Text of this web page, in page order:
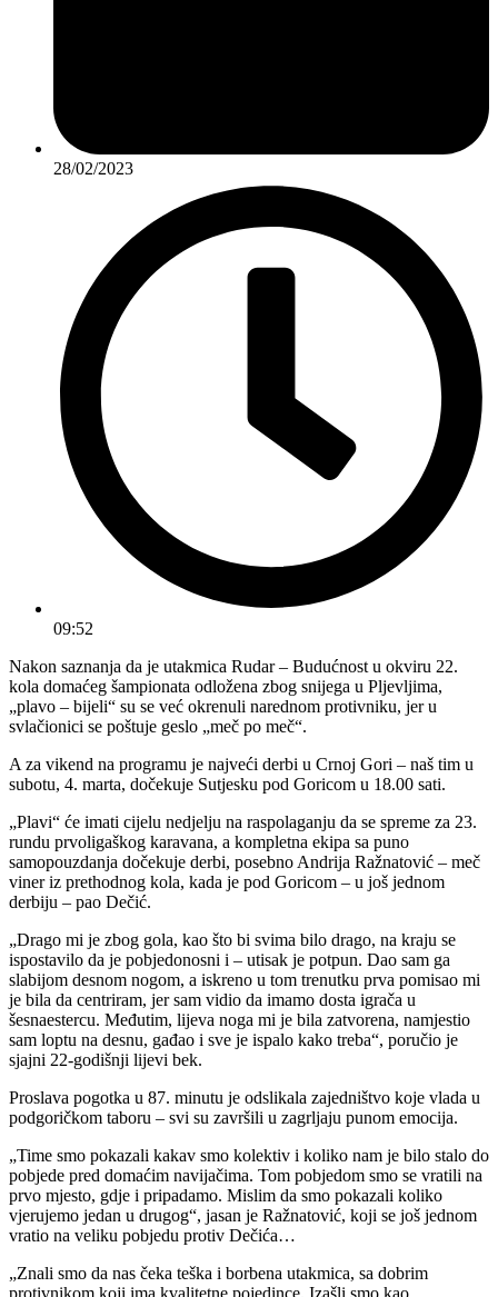
28/02/2023
09:52
Nakon saznanja da je utakmica Rudar – Budućnost u okviru 22.
kola domaćeg šampionata odložena zbog snijega u Pljevljima,
„plavo – bijeli“ su se već okrenuli narednom protivniku, jer u
svlačionici se poštuje geslo „meč po meč“.
A za vikend na programu je najveći derbi u Crnoj Gori – naš tim u
subotu, 4. marta, dočekuje Sutjesku pod Goricom u 18.00 sati.
„Plavi“ će imati cijelu nedjelju na raspolaganju da se spreme za 23.
rundu prvoligaškog karavana, a kompletna ekipa sa puno
samopouzdanja dočekuje derbi, posebno Andrija Ražnatović – meč
viner iz prethodnog kola, kada je pod Goricom – u još jednom
derbiju – pao Dečić.
„Drago mi je zbog gola, kao što bi svima bilo drago, na kraju se
ispostavilo da je pobjedonosni i – utisak je potpun. Dao sam ga
slabijom desnom nogom, a iskreno u tom trenutku prva pomisao mi
je bila da centriram, jer sam vidio da imamo dosta igrača u
šesnaestercu. Međutim, lijeva noga mi je bila zatvorena, namjestio
sam loptu na desnu, gađao i sve je ispalo kako treba“, poručio je
sjajni 22-godišnji lijevi bek.
Proslava pogotka u 87. minutu je odslikala zajedništvo koje vlada u
podgoričkom taboru – svi su završili u zagrljaju punom emocija.
„Time smo pokazali kakav smo kolektiv i koliko nam je bilo stalo do
pobjede pred domaćim navijačima. Tom pobjedom smo se vratili na
prvo mjesto, gdje i pripadamo. Mislim da smo pokazali koliko
vjerujemo jedan u drugog“, jasan je Ražnatović, koji se još jednom
vratio na veliku pobjedu protiv Dečića…
„Znali smo da nas čeka teška i borbena utakmica, sa dobrim
protivnikom koji ima kvalitetne pojedince. Izašli smo kao